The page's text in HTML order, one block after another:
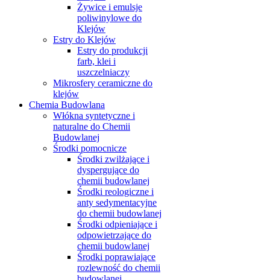
Żywice i emulsje
poliwinylowe do
Klejów
Estry do Klejów
Estry do produkcji
farb, klei i
uszczelniaczy
Mikrosfery ceramiczne do
klejów
Chemia Budowlana
Włókna syntetyczne i
naturalne do Chemii
Budowlanej
Środki pomocnicze
Środki zwilżające i
dyspergujące do
chemii budowlanej
Środki reologiczne i
anty sedymentacyjne
do chemii budowlanej
Środki odpieniające i
odpowietrzające do
chemii budowlanej
Środki poprawiające
rozlewność do chemii